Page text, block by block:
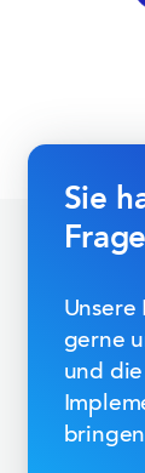
Sie
Unsere
gerne
und